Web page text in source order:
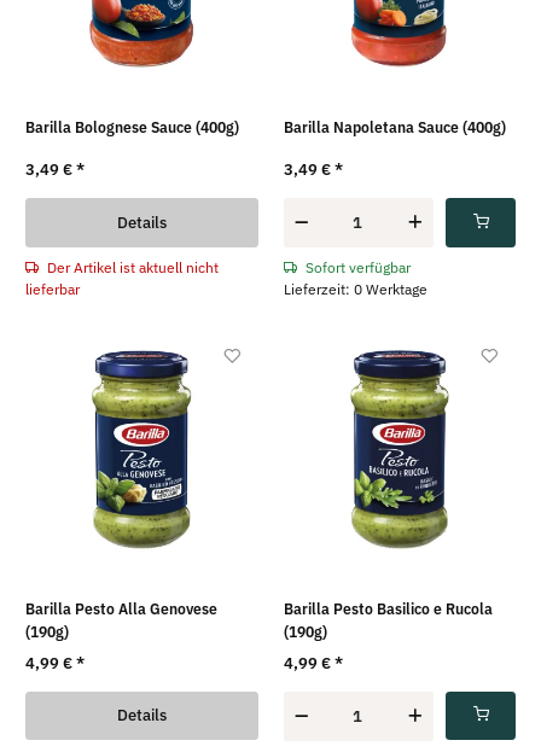
Barilla Bolognese Sauce (400g)
3,49 €*
Details
Der Artikel ist aktuell nicht
lieferbar
Barilla Napoletana Sauce (400g)
3,49 €*
Sofort verfügbar
Lieferzeit: 0 Werktage
Barilla Pesto Alla Genovese
(190g)
4,99 €*
Details
Barilla Pesto Basilico e Rucola
(190g)
4,99 €*